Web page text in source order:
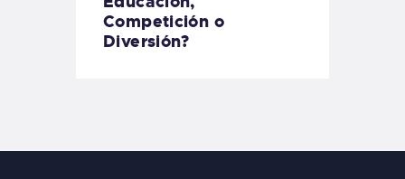
Competición o
Diversión?